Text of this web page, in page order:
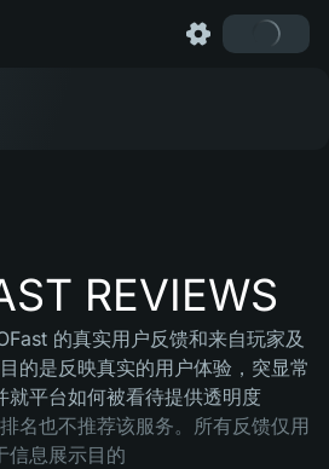
REVIEWS
的真实用户反馈和来自玩家及
的是反映真实的用户体验，突显常
就平台如何被看待提供透明度
名也不推荐该服务。所有反馈仅用
信息展示目的